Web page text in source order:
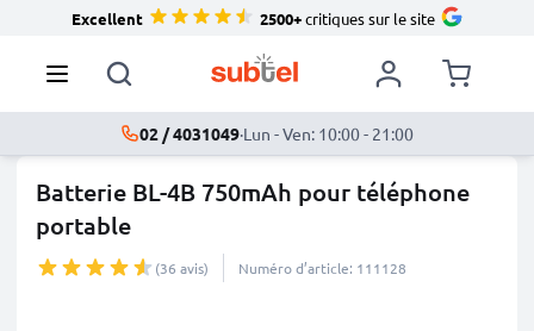
Excellent 2500+critiques sur le site
02 / 4031049·Lun - Ven: 10:00 - 21:00
Batterie BL-4B 750mAh pour téléphone
portable
(36 avis) Numéro d’article: 111128